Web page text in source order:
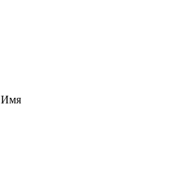
Имя